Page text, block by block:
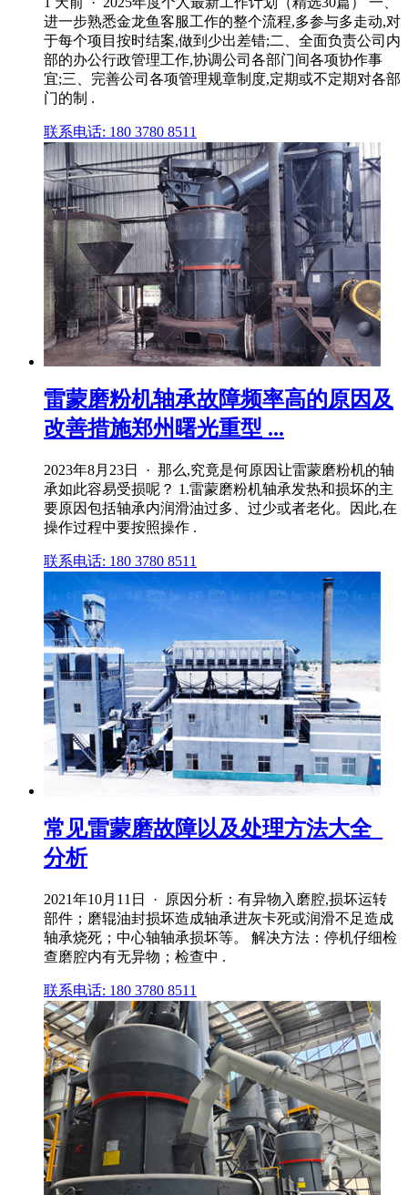
进一步熟悉金龙鱼客服工作的整个流程,多参与多走动,对
于每个项目按时结案,做到少出差错;二、全面负责公司内
部的办公行政管理工作,协调公司各部门间各项协作事
宜;三、完善公司各项管理规章制度,定期或不定期对各部
门的制 .
联系电话: 180 3780 8511
雷蒙磨粉机轴承故障频率高的原因及
改善措施郑州曙光重型 ...
2023年8月23日 · 那么,究竟是何原因让雷蒙磨粉机的轴
承如此容易受损呢？ 1.雷蒙磨粉机轴承发热和损坏的主
要原因包括轴承内润滑油过多、过少或者老化。因此,在
操作过程中要按照操作 .
联系电话: 180 3780 8511
常见雷蒙磨故障以及处理方法大全_
分析
2021年10月11日 · 原因分析：有异物入磨腔,损坏运转
部件；磨辊油封损坏造成轴承进灰卡死或润滑不足造成
轴承烧死；中心轴轴承损坏等。 解决方法：停机仔细检
查磨腔内有无异物；检查中 .
联系电话: 180 3780 8511